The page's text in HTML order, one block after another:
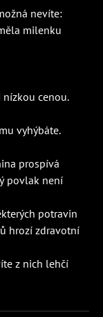
nevíte:
milenku
cenou.
vyhýbáte.
prospívá
povlak není
potravin
hrozí zdravotní
z nich lehčí